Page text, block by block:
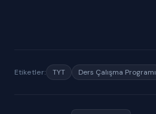
Etiketler: TYT Ders Çalışma Programı